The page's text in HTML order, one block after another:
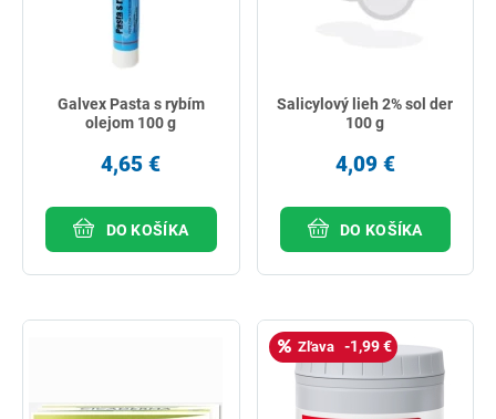
Galvex Pasta s rybím
olejom 100 g
4,65 €
DO KOŠÍKA
Salicylový lieh 2% sol der
100 g
4,09 €
DO KOŠÍKA
Zľava -1,99 €